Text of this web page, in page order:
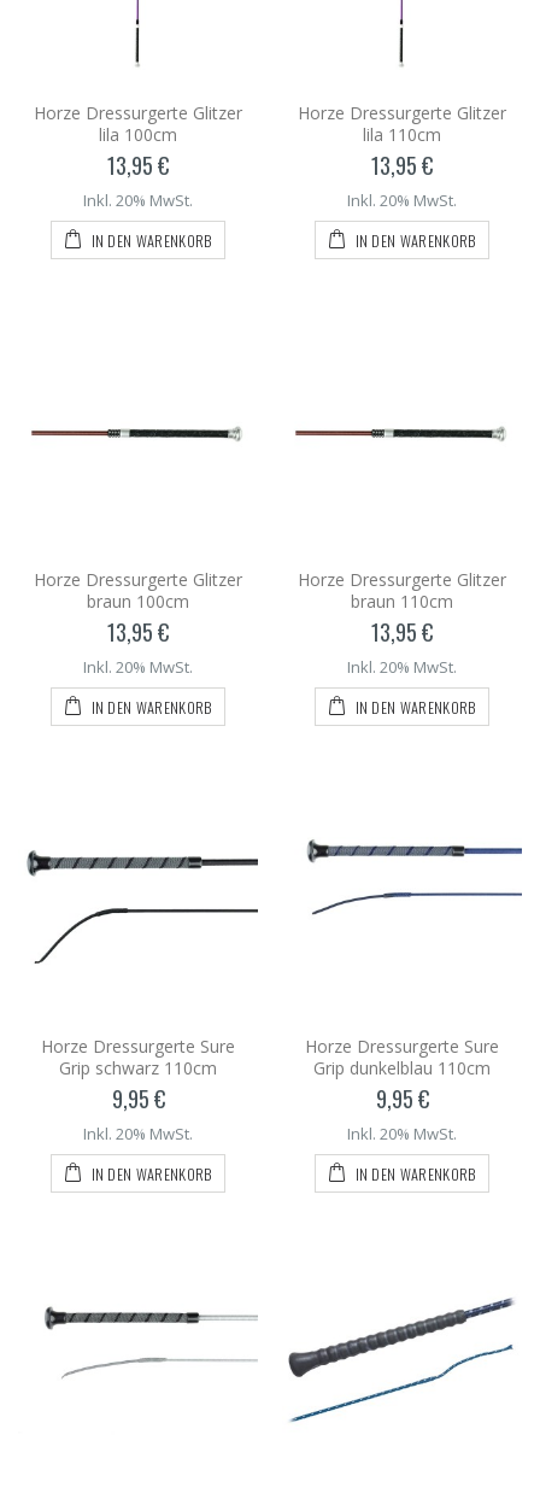
Horze Dressurgerte Glitzer
lila 100cm
13,95 €
Inkl. 20% MwSt.
IN DEN WARENKORB
Horze Dressurgerte Glitzer
lila 110cm
13,95 €
Inkl. 20% MwSt.
IN DEN WARENKORB
Horze Dressurgerte Glitzer
braun 100cm
13,95 €
Inkl. 20% MwSt.
IN DEN WARENKORB
Horze Dressurgerte Glitzer
braun 110cm
13,95 €
Inkl. 20% MwSt.
IN DEN WARENKORB
Horze Dressurgerte Sure
Grip schwarz 110cm
9,95 €
Inkl. 20% MwSt.
IN DEN WARENKORB
Horze Dressurgerte Sure
Grip dunkelblau 110cm
9,95 €
Inkl. 20% MwSt.
IN DEN WARENKORB